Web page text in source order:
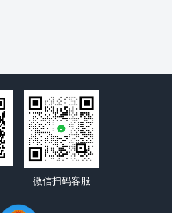
微信扫码客服